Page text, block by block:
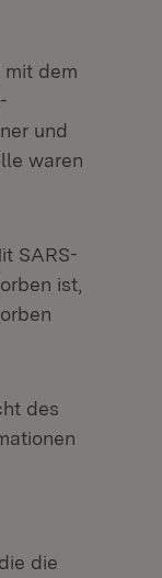
mit dem
und
waren
SARS-
ist,
des
die